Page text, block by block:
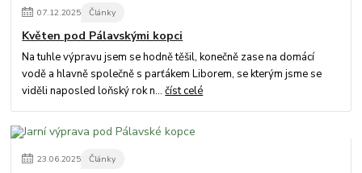
07.12.2025 Články
Květen pod Pálavskými kopci
Na tuhle výpravu jsem se hodně těšil, konečně zase na domácí
vodě a hlavně společně s parťákem Liborem, se kterým jsme se
viděli naposled loňský rok n...číst celé
23.06.2025 Články